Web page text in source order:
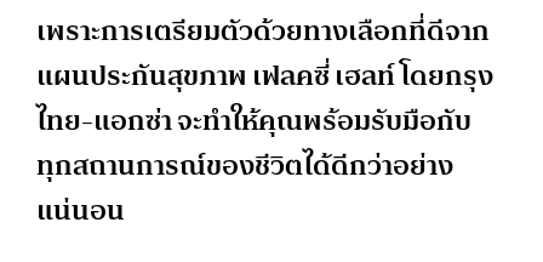
เพราะการเตรียมตัวด้วยทางเลือกที่ดีจาก
แผนประกันสุขภาพ เฟลคซี่ เฮลท์ โดยกรุง
ไทย-แอกซ่า จะทำให้คุณพร้อมรับมือกับ
ทุกสถานการณ์ของชีวิตได้ดีกว่าอย่าง
แน่นอน